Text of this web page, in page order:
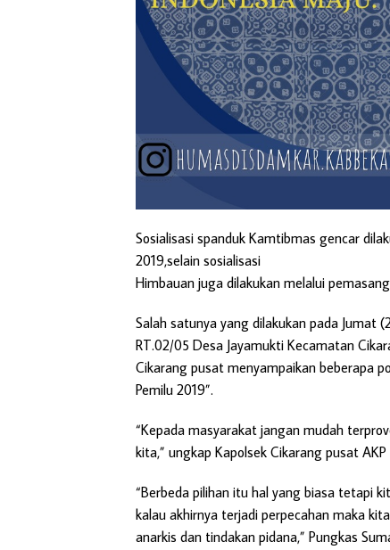
Sosialisasi spanduk Kamtibmas gencar
2019,selain sosialisasi
Himbauan juga dilakukan melalui
Salah satunya yang dilakukan pada Jumat
RT.02/05 Desa Jayamukti Kecamatan
Cikarang pusat menyampaikan beberapa
Pemilu 2019”.
“Kepada masyarakat jangan mudah
kita,” ungkap Kapolsek Cikarang pusat
“Berbeda pilihan itu hal yang biasa tetapi
kalau akhirnya terjadi perpecahan maka
anarkis dan tindakan pidana,” Pungkas